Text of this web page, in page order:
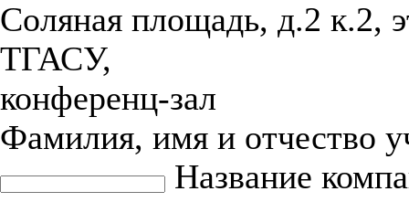
Соляная площадь, д.2 к.2,
ТГАСУ,
конференц-зал
Фамилия, имя и отчество
Название